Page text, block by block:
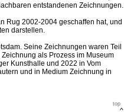
entstandenen Zeichnungen.
Rug 2002-2004 geschaffen hat, und
darstellen.
Seine Zeichnungen waren Teil
als Prozess im Museum
Kunsthalle und 2022 in Vom
und in Medium Zeichnung in
top